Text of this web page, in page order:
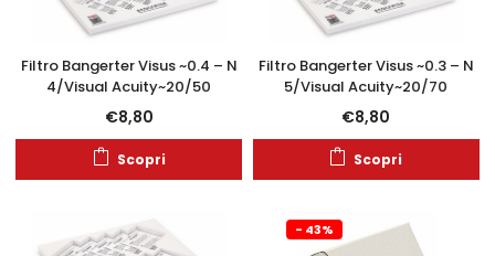
Filtro Bangerter Visus ~0.4 – N
4/Visual Acuity~20/50
€8,80
Scopri
Filtro Bangerter Visus ~0.3 – N
5/Visual Acuity~20/70
€8,80
Scopri
- 43%